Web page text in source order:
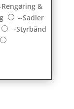
&
--Sadler
--Styrbånd